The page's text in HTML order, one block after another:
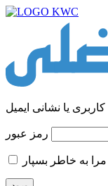
کاربری یا نشانی ایمیل
رمز عبور
مرا به خاطر بسپار